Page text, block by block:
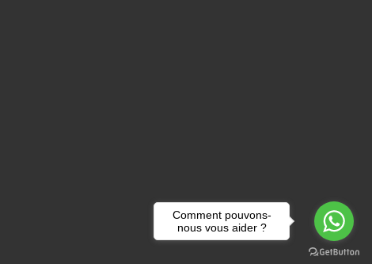
Comment pouvons-
nous vous aider ?